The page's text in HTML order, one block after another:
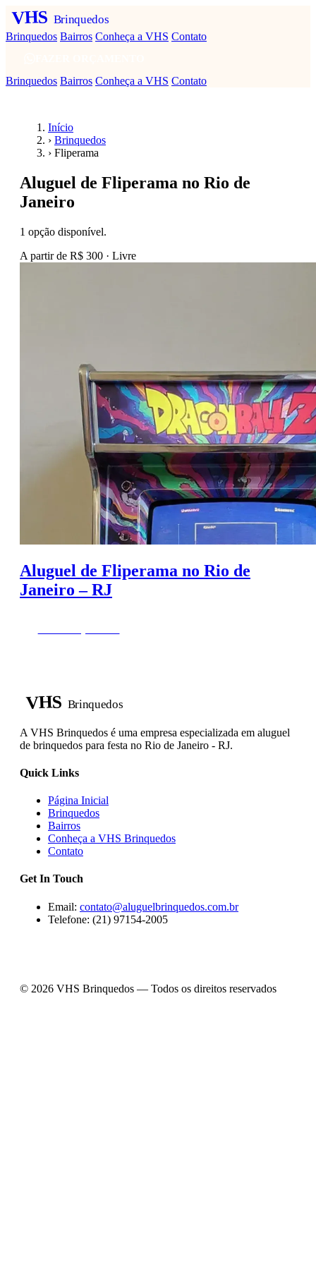
VHS Brinquedos
Brinquedos Bairros Conheça a VHS Contato
Brinquedos Bairros Conheça a VHS Contato
Início
› Brinquedos
› Fliperama
Aluguel de Fliperama no Rio de
Janeiro
1 opção disponível.
A partir de R$ 300 · Livre
Aluguel de Fliperama no Rio de
Janeiro – RJ
VHS Brinquedos
A VHS Brinquedos é uma empresa especializada em aluguel
de brinquedos para festa no Rio de Janeiro - RJ.
Quick Links
Página Inicial
Brinquedos
Bairros
Conheça a VHS Brinquedos
Contato
Get In Touch
Email: contato@aluguelbrinquedos.com.br
Telefone: (21) 97154-2005
© 2026 VHS Brinquedos — Todos os direitos reservados